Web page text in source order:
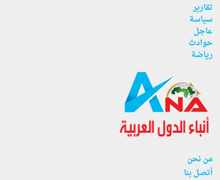
تقارير
سياسة
عاجل
حوادث
رياضة
من نحن
أتصل بنا